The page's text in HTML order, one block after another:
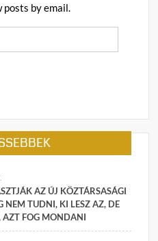
by email.
AZ ÚJ KÖZTÁRSASÁGI
NEM TUDNI, KI LESZ AZ, DE
AZT FOG MONDANI